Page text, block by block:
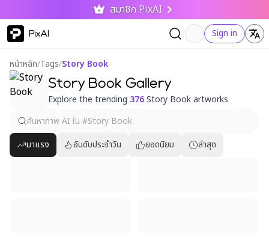
สมาชิก PixAI
PixAI Sign in
หน้าหลัก/Tags/Story Book
Story Book Gallery
Explore the trending 376Story Book artworks
มาแรง อันดับประจำวัน ยอดนิยม ล่าสุด